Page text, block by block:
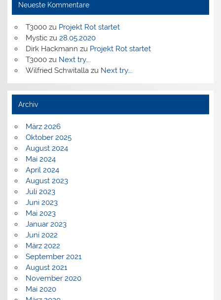
Neueste Kommentare
T3000zu Projekt Rot startet
Mysticzu 28.05.2020
Dirk Hackmann zu Projekt Rot startet
T3000zu Next try….
Wilfried Schwitalla zu Next try….
Archiv
März 2026
Oktober 2025
August 2024
Mai 2024
April 2024
August 2023
Juli 2023
Juni 2023
Mai 2023
Januar 2023
Juni 2022
März 2022
September 2021
August 2021
November 2020
Mai 2020